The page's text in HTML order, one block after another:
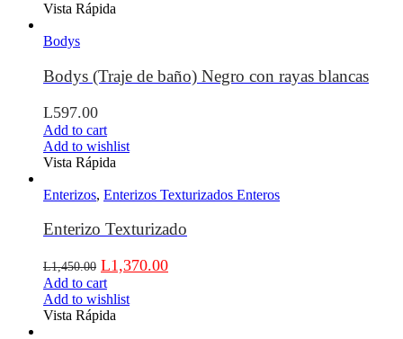
Vista Rápida
Bodys
Bodys (Traje de baño) Negro con rayas blancas
L597.00
Add to cart
Add to wishlist
Vista Rápida
Enterizos, Enterizos Texturizados Enteros
Enterizo Texturizado
L1,450.00 L1,370.00
Add to cart
Add to wishlist
Vista Rápida